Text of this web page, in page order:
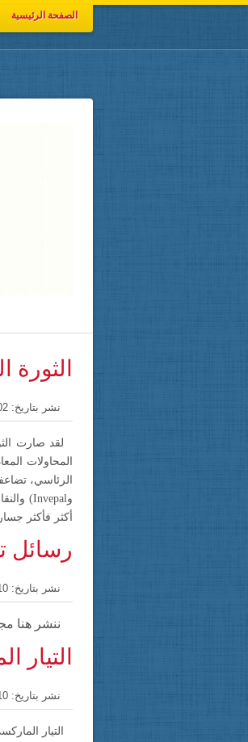
الصفحة الرئيسية
الثورة
نشر بتاريخ: 02 آذار/مارس 2006
لقد صارت
المحاولات
الرئاسي،
وInvepal
)
أكثر فأكثر
رسائل
نشر بتاريخ: 10 كانون1/ديسمبر 2008
ننشر هنا
التيار
نشر بتاريخ: 10 كانون1/ديسمبر 2008
التيار